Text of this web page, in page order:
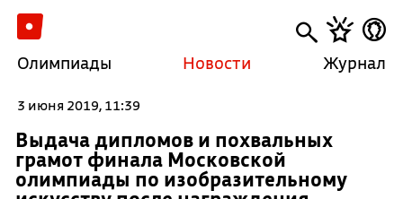
Олимпиады Новости Журнал
3 июня 2019, 11:39
Выдача дипломов и похвальных
грамот финала Московской
олимпиады по изобразительному